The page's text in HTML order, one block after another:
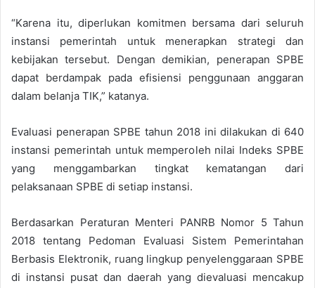
“Karena itu, diperlukan komitmen bersama dari seluruh
instansi pemerintah untuk menerapkan strategi dan
kebijakan tersebut. Dengan demikian, penerapan SPBE
dapat berdampak pada efisiensi penggunaan anggaran
dalam belanja TIK,” katanya.
Evaluasi penerapan SPBE tahun 2018 ini dilakukan di 640
instansi pemerintah untuk memperoleh nilai Indeks SPBE
yang menggambarkan tingkat kematangan dari
pelaksanaan SPBE di setiap instansi.
Berdasarkan Peraturan Menteri PANRB Nomor 5 Tahun
2018 tentang Pedoman Evaluasi Sistem Pemerintahan
Berbasis Elektronik, ruang lingkup penyelenggaraan SPBE
di instansi pusat dan daerah yang dievaluasi mencakup